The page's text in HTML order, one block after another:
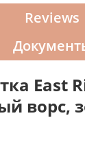
Reviews
East
ворс,